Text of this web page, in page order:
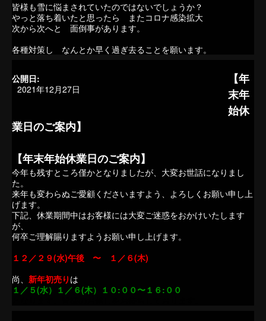
皆様も雪に悩まされていたのではないでしょうか？
やっと落ち着いたと思ったら またコロナ感染拡大
次から次へと 面倒事があります。
各種対策し なんとか早く過ぎ去ることを願います。
公開日:
2021年12月27日
【年
末年
始休
業日のご案内】
【年末年始休業日のご案内】
今年も残すところ僅かとなりましたが、大変お世話になりまし
た。
来年も変わらぬご愛顧くださいますよう、よろしくお願い申し上
げます。
下記、休業期間中はお客様には大変ご迷惑をおかけいたします
が、
何卒ご理解賜りますようお願い申し上げます。
１２／２９(水)午後 〜 １／６(木)
尚、 新年初売り は
１／５(水）１／６(木）１０:００〜１６:００